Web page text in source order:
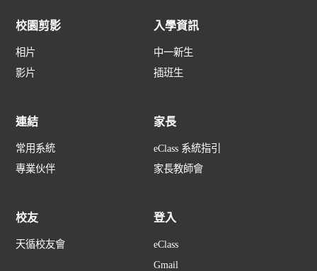
校園剪影
相片
影片
入學資訊
中一新生
插班生
連結
常用系統
專業伙伴
家長
eClass 系統指引
家長教師會
校友
天循校友會
登入
eClass
Gmail